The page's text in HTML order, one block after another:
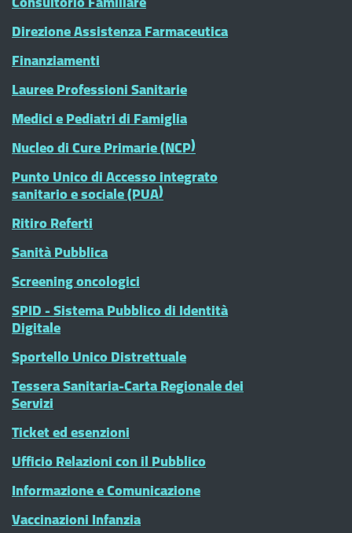
Direzione Assistenza Farmaceutica
Finanziamenti
Lauree Professioni Sanitarie
Medici e Pediatri di Famiglia
Nucleo di Cure Primarie (NCP)
Punto Unico di Accesso integrato
sanitario e sociale (PUA)
Ritiro Referti
Sanità Pubblica
Screening oncologici
SPID - Sistema Pubblico di Identità
Digitale
Sportello Unico Distrettuale
Tessera Sanitaria-Carta Regionale dei
Servizi
Ticket ed esenzioni
Ufficio Relazioni con il Pubblico
Informazione e Comunicazione
Vaccinazioni Infanzia